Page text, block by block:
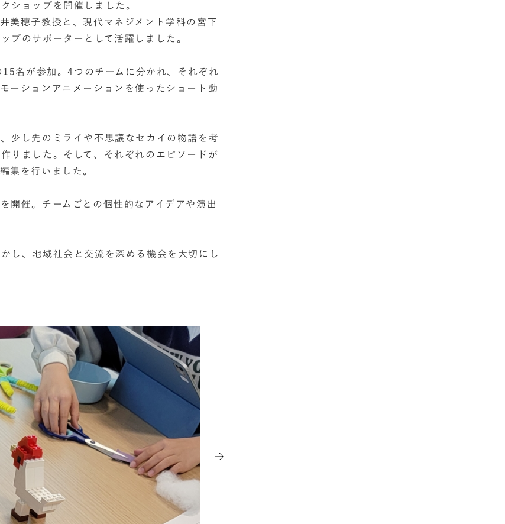
ショップを開催しました。
美穂子教授と、現代マネジメント学科の宮下
プのサポーターとして活躍しました。
名が参加。4つのチームに分かれ、それぞれ
ーションアニメーションを使ったショート動
少し先のミライや不思議なセカイの物語を考
りました。そして、それぞれのエピソードが
集を行いました。
開催。チームごとの個性的なアイデアや演出
し、地域社会と交流を深める機会を大切にし